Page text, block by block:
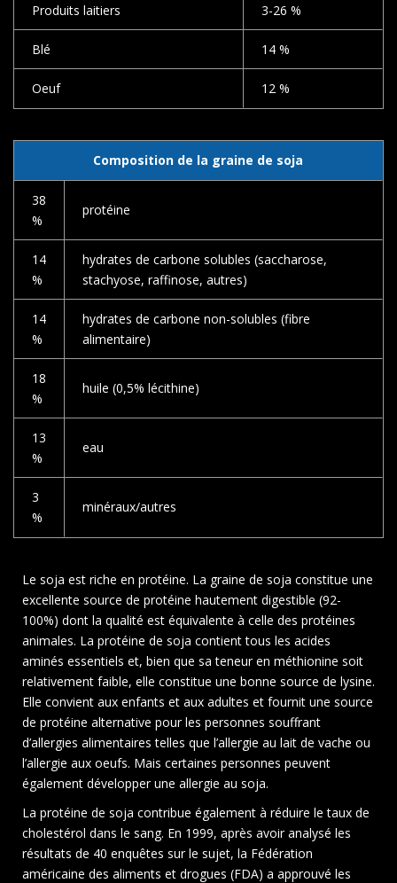
Produits laitiers 3-26 %
Blé 14 %
Oeuf 12 %
Composition de la graine de soja
38
%
protéine
14
%
hydrates de carbone solubles (saccharose,
stachyose, raffinose, autres)
14
%
hydrates de carbone non-solubles (fibre
alimentaire)
18
%
huile (0,5% lécithine)
13
%
eau
3
%
minéraux/autres
Le soja est riche en protéine. La graine de soja constitue une
excellente source de protéine hautement digestible (92-
100%) dont la qualité est équivalente à celle des protéines
animales. La protéine de soja contient tous les acides
aminés essentiels et, bien que sa teneur en méthionine soit
relativement faible, elle constitue une bonne source de lysine.
Elle convient aux enfants et aux adultes et fournit une source
de protéine alternative pour les personnes souffrant
d’allergies alimentaires telles que l’allergie au lait de vache ou
l’allergie aux oeufs. Mais certaines personnes peuvent
également développer une allergie au soja.
La protéine de soja contribue également à réduire le taux de
cholestérol dans le sang. En 1999, après avoir analysé les
résultats de 40 enquêtes sur le sujet, la Fédération
américaine des aliments et drogues (FDA) a approuvé les